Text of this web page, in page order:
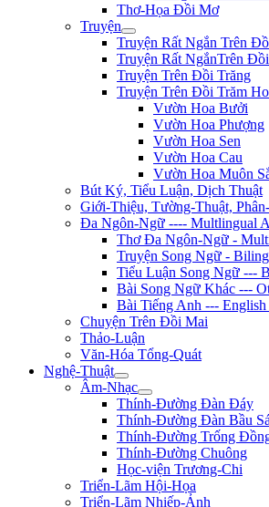
Thơ-Họa Đồi Mơ
Truyện
Truyện Rất Ngắn Trên
Truyện Rất NgắnTrên
Truyện Trên Đồi Trăng
Truyện Trên Đồi Trăm
Vườn Hoa Bưởi
Vườn Hoa Phượng
Vườn Hoa Sen
Vườn Hoa Cau
Vườn Hoa Muôn
Bút Ký, Tiểu Luận, Dịch Thuật
Giới-Thiệu, Tường-Thuật,
Đa Ngôn-Ngữ ---- Multlingual
Thơ Đa Ngôn-Ngữ -
Truyện Song Ngữ -
Tiểu Luận Song Ngữ ---
Bài Song Ngữ Khác ---
Bài Tiếng Anh ---
Chuyện Trên Đồi Mai
Thảo-Luận
Văn-Hóa Tổng-Quát
Nghệ-Thuật
Âm-Nhạc
Thính-Đường Đàn Đáy
Thính-Đường Đàn Bầu
Thính-Đường Trống
Thính-Đường Chuông
Học-viện Trương-Chi
Triển-Lãm Hội-Họa
Triển-Lãm Nhiếp-Ảnh